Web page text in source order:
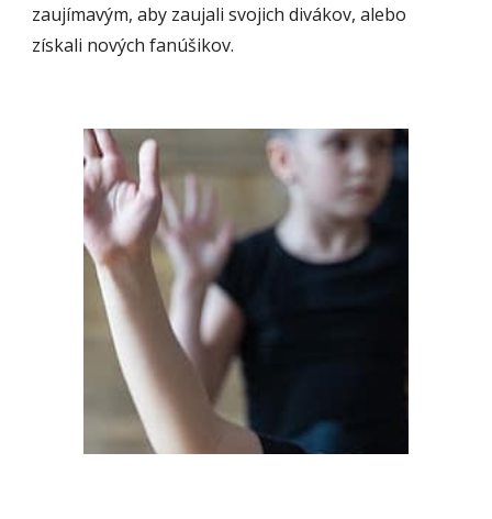
zaujímavým, aby zaujali svojich divákov, alebo
získali nových fanúšikov.